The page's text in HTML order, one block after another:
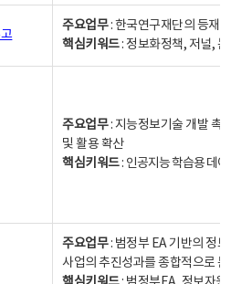
주요업무: 한국연구재단의 등재
핵심키워드: 정보화정책, 저널,
주요업무: 지능정보기술 개발 촉
및 활용 확산
핵심키워드: 인공지능 학습용 데
주요업무: 범정부 EA 기반의 정
사업의 추진성과를 종합적으로